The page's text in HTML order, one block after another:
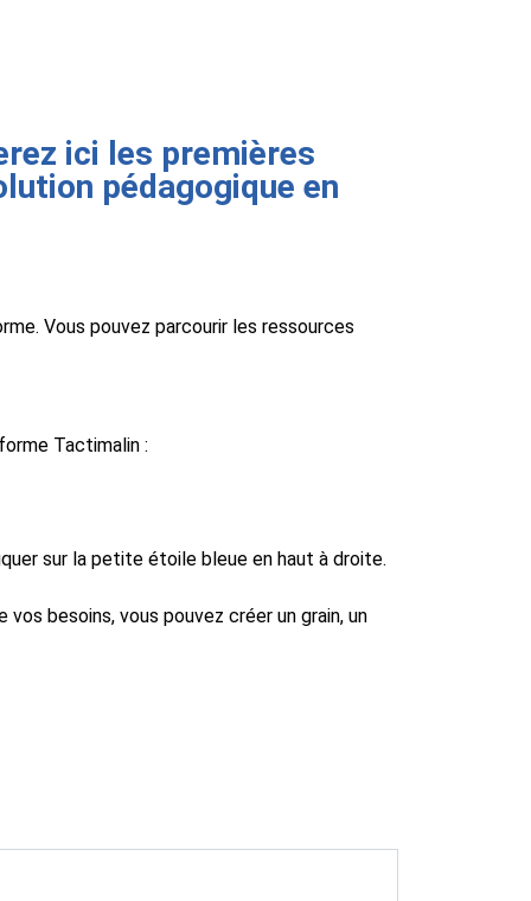
ici les premières
pédagogique en
Vous pouvez parcourir les ressources
Tactimalin :
sur la petite étoile bleue en haut à droite.
besoins, vous pouvez créer un grain, un